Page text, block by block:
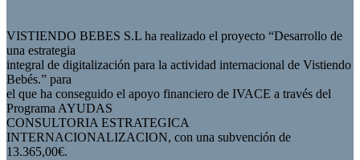
VISTIENDO BEBES S.L ha realizado el proyecto “Desarrollo de
una estrategia
integral de digitalización para la actividad internacional de Vistiendo
Bebés.” para
el que ha conseguido el apoyo financiero de IVACE a través del
Programa AYUDAS
CONSULTORIA ESTRATEGICA
INTERNACIONALIZACION, con una subvención de
13.365,00€.